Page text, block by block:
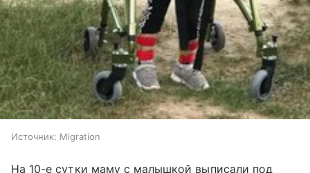
Источник: Migration
На 10-е сутки маму с малышкой выписали под